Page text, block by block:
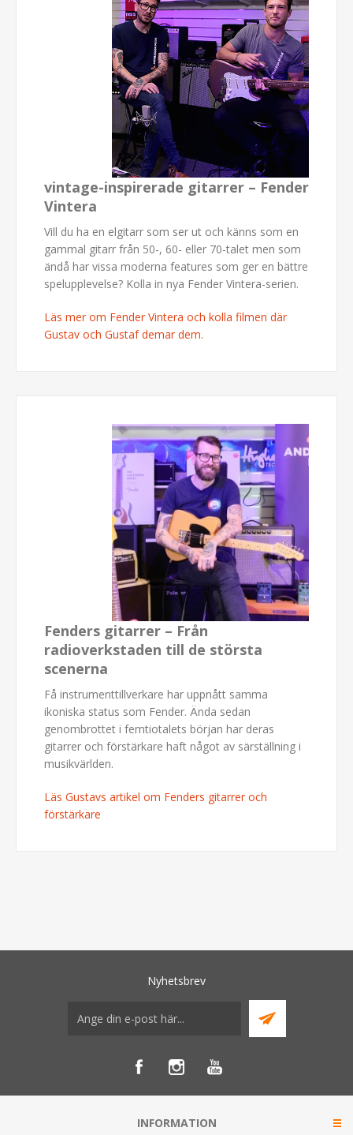
vintage-inspirerade gitarrer – Fender
Vintera
Vill du ha en elgitarr som ser ut och känns som en
gammal gitarr från 50-, 60- eller 70-talet men som
ändå har vissa moderna features som ger en bättre
spelupplevelse? Kolla in nya Fender Vintera-serien.
Läs mer om Fender Vintera och kolla filmen där
Gustav och Gustaf demar dem.
Fenders gitarrer – Från
radioverkstaden till de största
scenerna
Få instrumenttillverkare har uppnått samma
ikoniska status som Fender. Ända sedan
genombrottet i femtiotalets början har deras
gitarrer och förstärkare haft något av särställning i
musikvärlden.
Läs Gustavs artikel om Fenders gitarrer och
förstärkare
Nyhetsbrev
INFORMATION